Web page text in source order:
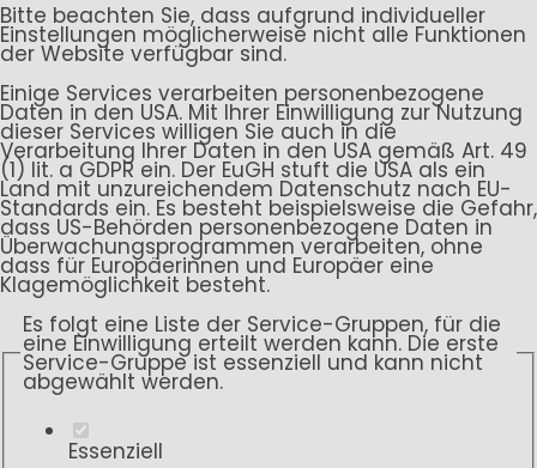
Bitte beachten Sie, dass aufgrund individueller
Einstellungen möglicherweise nicht alle Funktionen
der Website verfügbar sind.
Einige Services verarbeiten personenbezogene
Daten in den USA. Mit Ihrer Einwilligung zur Nutzung
dieser Services willigen Sie auch in die
Verarbeitung Ihrer Daten in den USA gemäß Art. 49
(1) lit. a GDPR ein. Der EuGH stuft die USA als ein
Land mit unzureichendem Datenschutz nach EU-
Standards ein. Es besteht beispielsweise die Gefahr,
dass US-Behörden personenbezogene Daten in
Überwachungsprogrammen verarbeiten, ohne
dass für Europäerinnen und Europäer eine
Klagemöglichkeit besteht.
Es folgt eine Liste der Service-Gruppen, für die
eine Einwilligung erteilt werden kann. Die erste
Service-Gruppe ist essenziell und kann nicht
abgewählt werden.
Essenziell